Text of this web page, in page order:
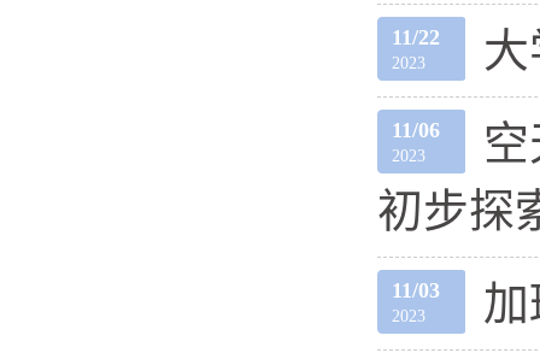
11/22
2023
11/06
2023
初步探
11/03
2023